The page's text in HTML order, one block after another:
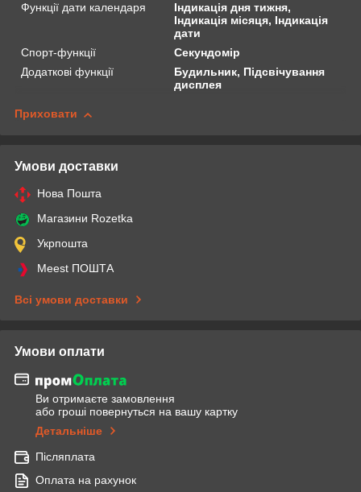
Функції дати календаря
Індикація дня тижня,
Індикація місяця, Індикація
дати
Спорт-функції
Секундомір
Додаткові функції
Будильник, Підсвічування
дисплея
Приховати
Умови доставки
Нова Пошта
Магазини Rozetka
Укрпошта
Meest ПОШТА
Всі умови доставки
Умови оплати
Ви отримаєте замовлення
або гроші повернуться на вашу картку
Детальніше
Післяплата
Оплата на рахунок